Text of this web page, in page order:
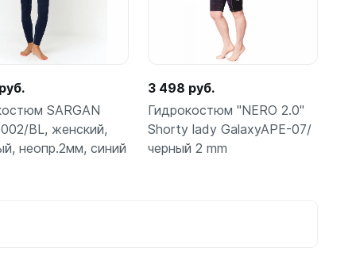
SARGAN
BL, женский,
неопр.2мм, синий
3 498 руб.
Гидрокостюм "NERO 2.0"
Shorty lady GalaxyAPE-07/
черный 2 mm